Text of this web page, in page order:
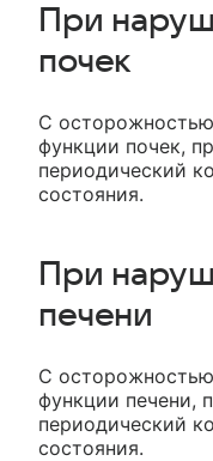
При
почек
С
функции почек,
периодический
состояния.
При
печени
С
функции печени,
периодический
состояния.